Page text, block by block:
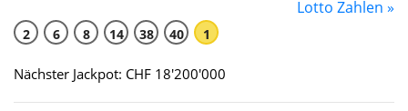
Lotto Zahlen »
2 6 8 14 38 40 1
Nächster Jackpot: CHF 18'200'000